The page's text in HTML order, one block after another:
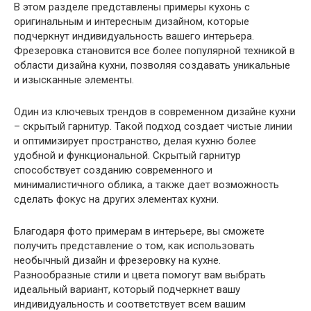
В этом разделе представлены примеры кухонь с
оригинальным и интересным дизайном, которые
подчеркнут индивидуальность вашего интерьера.
Фрезеровка становится все более популярной техникой в
области дизайна кухни, позволяя создавать уникальные
и изысканные элементы.
Один из ключевых трендов в современном дизайне кухни
– скрытый гарнитур. Такой подход создает чистые линии
и оптимизирует пространство, делая кухню более
удобной и функциональной. Скрытый гарнитур
способствует созданию современного и
минималистичного облика, а также дает возможность
сделать фокус на других элементах кухни.
Благодаря фото примерам в интерьере, вы сможете
получить представление о том, как использовать
необычный дизайн и фрезеровку на кухне.
Разнообразные стили и цвета помогут вам выбрать
идеальный вариант, который подчеркнет вашу
индивидуальность и соответствует всем вашим